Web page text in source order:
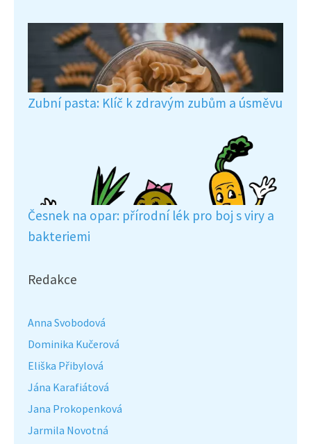
Zubní pasta: Klíč k zdravým zubům a úsměvu
Česnek na opar: přírodní lék pro boj s viry a
bakteriemi
Redakce
Anna Svobodová
Dominika Kučerová
Eliška Přibylová
Jána Karafiátová
Jana Prokopenková
Jarmila Novotná